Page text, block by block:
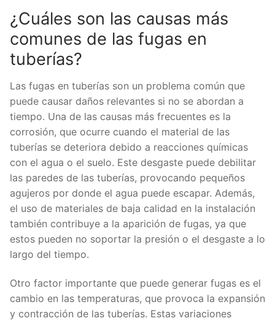
¿Cuáles son las causas más
comunes de las fugas en
tuberías?
Las fugas en tuberías son un problema común que
puede causar daños relevantes si no se abordan a
tiempo. Una de las causas más frecuentes es la
corrosión, que ocurre cuando el material de las
tuberías se deteriora debido a reacciones químicas
con el agua o el suelo. Este desgaste puede debilitar
las paredes de las tuberías, provocando pequeños
agujeros por donde el agua puede escapar. Además,
el uso de materiales de baja calidad en la instalación
también contribuye a la aparición de fugas, ya que
estos pueden no soportar la presión o el desgaste a lo
largo del tiempo.
Otro factor importante que puede generar fugas es el
cambio en las temperaturas, que provoca la expansión
y contracción de las tuberías. Estas variaciones